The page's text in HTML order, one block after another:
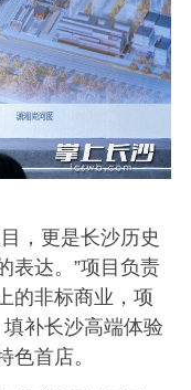
，更是长沙历史
表达。”项目负责
的非标商业，项
补长沙高端体验
色首店。